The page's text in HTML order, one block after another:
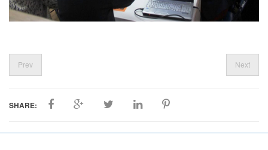
Prev Next
SHARE: